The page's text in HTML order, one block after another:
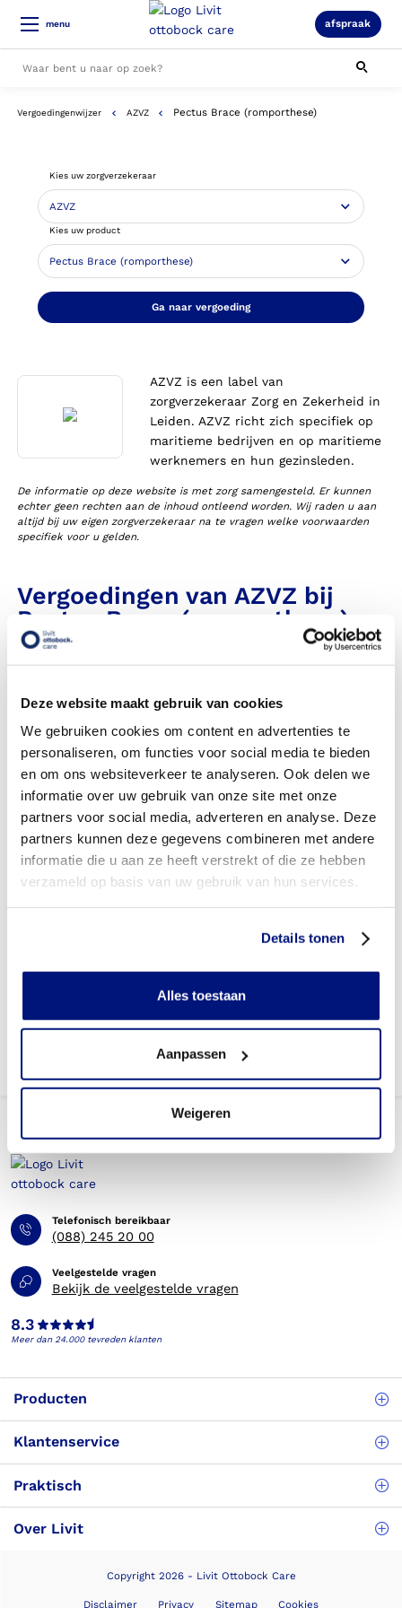
Deze website maakt gebruik van cookies
We gebruiken cookies om content en advertenties te
personaliseren, om functies voor social media te bieden
en om ons websiteverkeer te analyseren. Ook delen we
informatie over uw gebruik van onze site met onze
partners voor social media, adverteren en analyse. Deze
partners kunnen deze gegevens combineren met andere
informatie die u aan ze heeft verstrekt of die ze hebben
verzameld op basis van uw gebruik van hun services.
Details tonen
Alles toestaan
Aanpassen
Weigeren
menu afspraak
Alle resultaten
Vergoedingenwijzer AZVZ Pectus Brace (romporthese)
Kies uw zorgverzekeraar
Kies uw product
Ga naar vergoeding
AZVZ is een label van
zorgverzekeraar Zorg en Zekerheid in
Leiden. AZVZ richt zich specifiek op
maritieme bedrijven en op maritieme
werknemers en hun gezinsleden.
De informatie op deze website is met zorg samengesteld. Er kunnen
echter geen rechten aan de inhoud ontleend worden. Wij raden u aan
altijd bij uw eigen zorgverzekeraar na te vragen welke voorwaarden
specifiek voor u gelden.
Vergoedingen van AZVZ bij
Pectus Brace (romporthese)
Heeft Livit Ottobock Care een contract met deze
vergoed uit de basisverzekering?
Wordt mijn Pectus Brace vergoed vanuit een aanvullende
verzekering?
Betaal ik een eigen risico?
Zijn er ook Pectus Bracen in confectie- of standaard
Krijg ik een Pectus Brace wel vergoed wanneer dit binnen
revalidatietraject van een ziekenhuis valt?
Telefonisch bereikbaar
(088) 245 20 00
Veelgestelde vragen
Bekijk de veelgestelde vragen
8.3
Meer dan 24.000 tevreden klanten
Producten
Klantenservice
Praktisch
Over Livit
Copyright 2026 - Livit Ottobock Care
Disclaimer Privacy Sitemap Cookies